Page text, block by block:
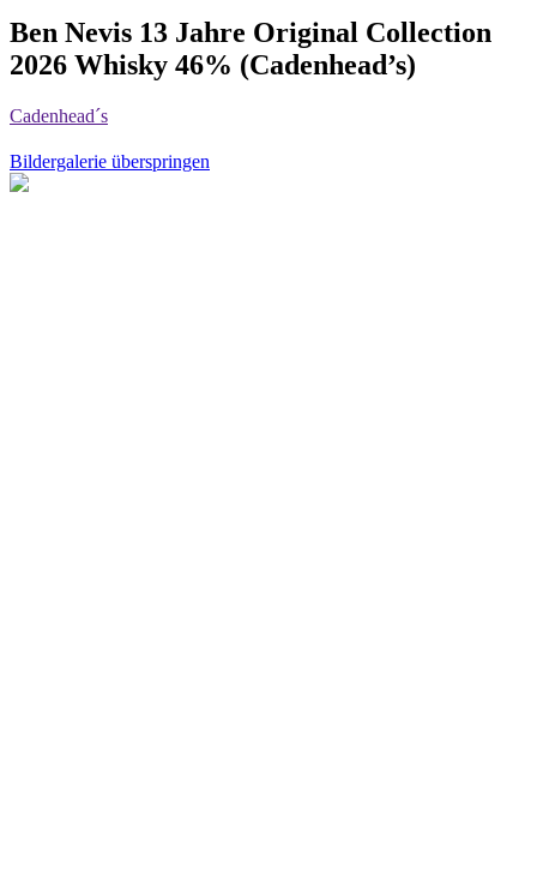
Ben Nevis 13 Jahre Original Collection
2026 Whisky 46% (Cadenhead’s)
Cadenhead´s
Bildergalerie überspringen